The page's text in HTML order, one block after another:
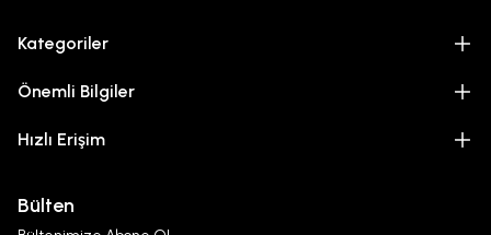
Kategoriler
Önemli Bilgiler
Hızlı Erişim
Bülten